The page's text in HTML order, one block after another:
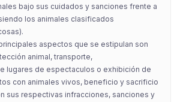
bajo sus cuidados y sanciones frente a
los animales clasificados
aspectos que se estipulan son
animal, transporte,
lugares de espectaculos o exhibición de
con animales vivos, beneficio y sacrificio
sus respectivas infracciones, sanciones y